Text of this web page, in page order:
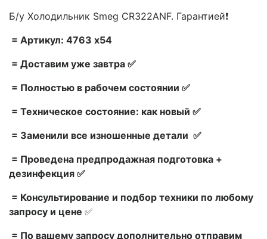
Б/у Холодильник Smeg CR322ANF. Гарантией❗
= Артикул: 4763 х54
= Доставим уже завтра ✅
= Полностью в рабочем состоянии ✅
= Техническое состояние: как новый ✅
= Заменили все изношенные детали ✅
= Проведена предпродажная подготовка +
дезинфекция ✅
= Консультирование и подбор техники по любому
запросу и цене ✅
= По вашему запросу дополнительно отправим